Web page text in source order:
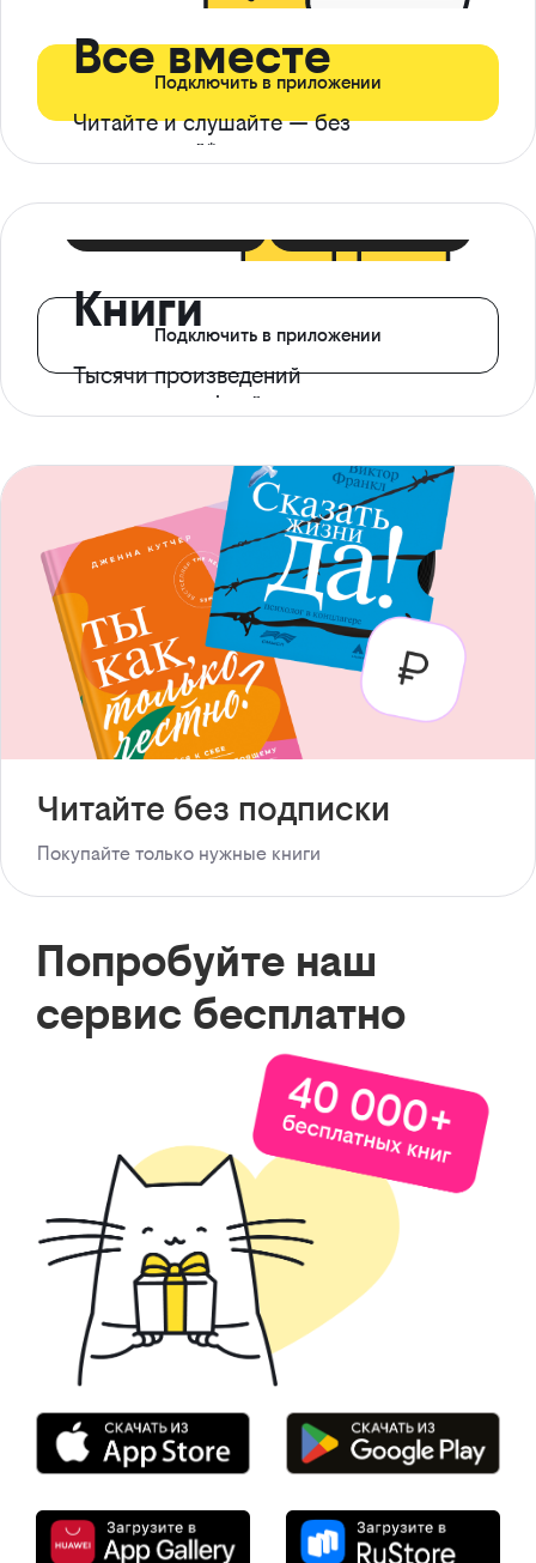
Все вместе
Читайте и слушайте — без
ограничений*
Подключить в приложении
Книги
Тысячи произведений
с доступом офлайн
Подключить в приложении
Читайте без подписки
Покупайте только нужные книги
Попробуйте наш
сервис бесплатно